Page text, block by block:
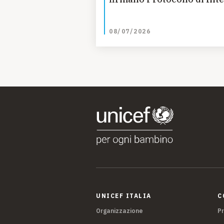
08/07/2026
UNICEF ITALIA
Organizzazione